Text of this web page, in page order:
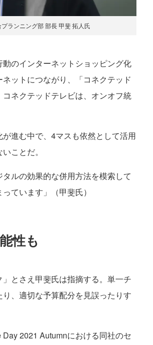
ランニング部 部長 甲斐 拓人氏
のインターネットショッピング化
ットにつながり、「コネクテッド
ネクテッドテレビは、オンオフ統
進む中で、4マスも依然として活用
ことだ。
ルの効果的な併用方法を模索して
ています」（甲斐氏）
性も
とさえ甲斐氏は指摘する。単一チ
、適切な予算配分を見誤ったりす
2021 Autumnにおける同社のセ